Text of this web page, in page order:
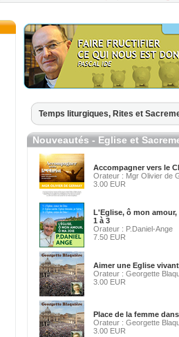
Temps liturgiques, Rites et
Nouveautés - Eglise et
Accompagner vers le
Orateur : Mgr Olivier de
3.00 EUR
L'Eglise, ô mon amour,
1 à 3
Orateur : P.Daniel-Ange
7.50 EUR
Aimer une Eglise
Orateur : Georgette
3.00 EUR
Place de la femme
Orateur : Georgette
3.00 EUR